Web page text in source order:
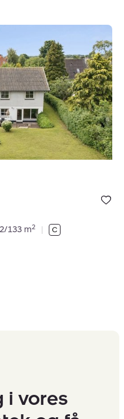
Bolig er
under dine
133 m2 |
i vores